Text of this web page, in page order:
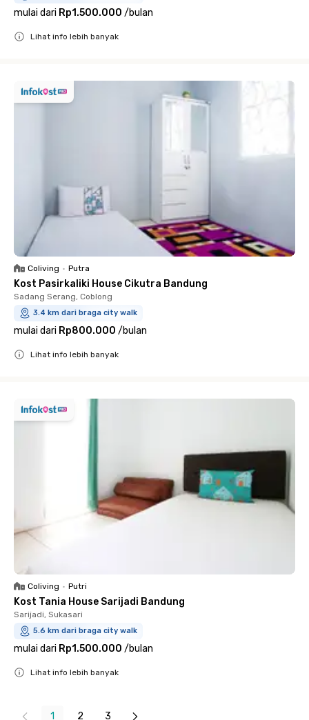
mulai dari Rp1.500.000 /bulan
Lihat info lebih banyak
Coliving • Putra
Kost Pasirkaliki House Cikutra Bandung
Sadang Serang, Coblong
3.4 km dari braga city walk
mulai dari Rp800.000 /bulan
Lihat info lebih banyak
Coliving • Putri
Kost Tania House Sarijadi Bandung
Sarijadi, Sukasari
5.6 km dari braga city walk
mulai dari Rp1.500.000 /bulan
Lihat info lebih banyak
1 2 3